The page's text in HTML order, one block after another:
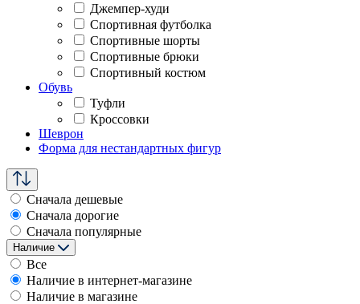
Джемпер-худи
Спортивная футболка
Спортивные шорты
Спортивные брюки
Спортивный костюм
Обувь
Туфли
Кроссовки
Шеврон
Форма для нестандартных фигур
Сначала дешевые
Сначала дорогие
Сначала популярные
Наличие
Все
Наличие в интернет-магазине
Наличие в магазине